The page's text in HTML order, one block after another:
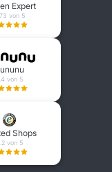
Expert
von 5
von 5
Shops
von 5